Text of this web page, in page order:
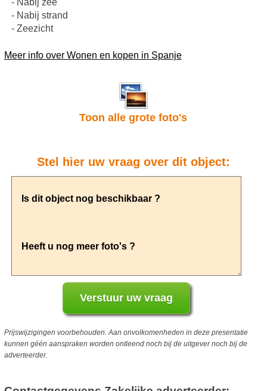
- Nabij zee
- Nabij strand
- Zeezicht
Meer info over Wonen en kopen in Spanje
Toon alle grote foto's
Stel hier uw vraag over dit object:
Prijswijzigingen voorbehouden. Aan onvolkomenheden in deze presentatie
kunnen géén aanspraken worden ontleend noch bij de uitgever noch bij de
adverteerder.